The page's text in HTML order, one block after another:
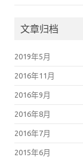
文章归档
2019年5月
2016年11月
2016年9月
2016年8月
2016年7月
2015年6月